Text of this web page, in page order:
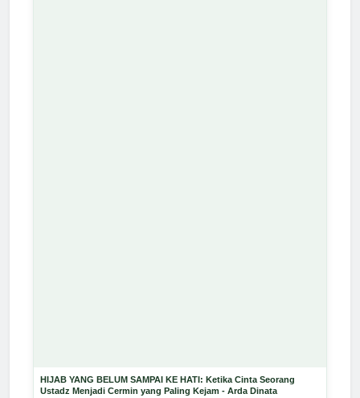
HIJAB YANG BELUM SAMPAI KE HATI: Ketika Cinta Seorang
Ustadz Menjadi Cermin yang Paling Kejam - Arda Dinata